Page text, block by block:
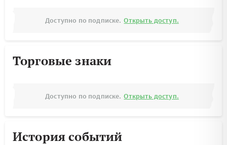
Доступно по подписке. Открыть доступ.
Торговые знаки
Доступно по подписке. Открыть доступ.
История событий